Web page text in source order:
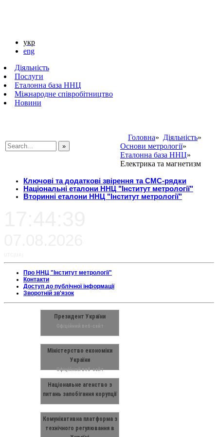
укр
eng
Діяльність
Послуги
Еталонна база ННЦ
Міжнародне співробітництво
Новини
Головна» Діяльність»
Основи метрології»
Еталонна база ННЦ»
Електрика та магнетизм
Ключові та додаткові звірення та СМС-рядки
Національні еталони ННЦ "Інститут метрології"
Вторинні еталони ННЦ "Інститут метрології"
Про ННЦ "Інститут метрології"
Контакти
Доступ до публічної інформації
Зворотній зв'язок
Президент України
Офіційний веб-сайт
Міністерство економіки
України
Офіційний веб-сайт
Національне агенство з
питань запобігання корупції
Комунікативна платформа з
технічного регулювання в